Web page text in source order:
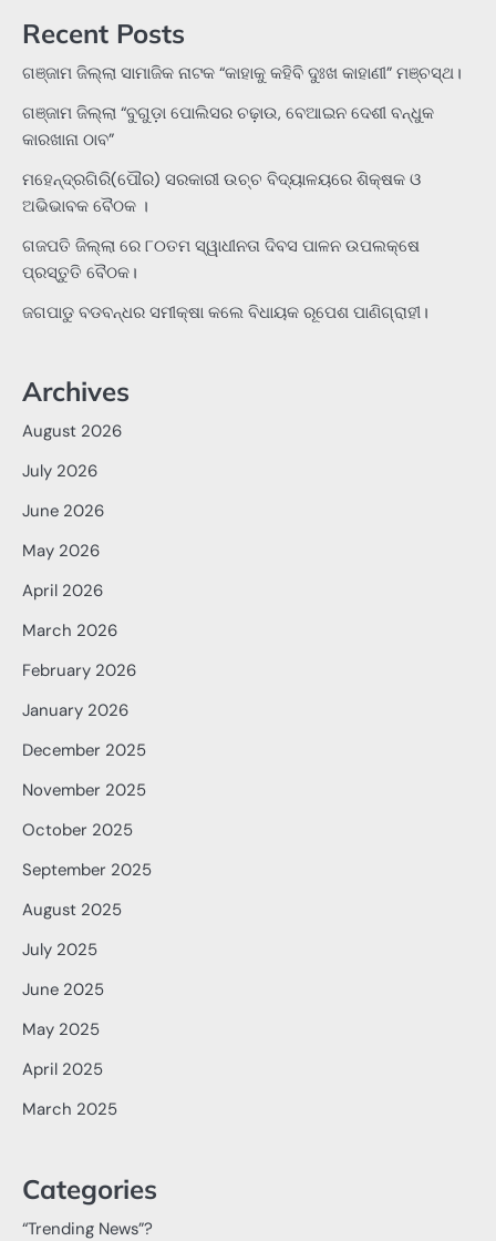
Recent Posts
ଗଞ୍ଜାମ ଜିଲ୍ଲା ସାମାଜିକ ନାଟକ “କାହାକୁ କହିବି ଦୁଃଖ କାହାଣୀ” ମଞ୍ଚସ୍ଥ।
ଗଞ୍ଜାମ ଜିଲ୍ଲା “ବୁଗୁଡ଼ା ପୋଲିସର ଚଢ଼ାଉ, ବେଆଇନ ଦେଶୀ ବନ୍ଧୁକ
କାରଖାନା ଠାବ”
ମହେନ୍ଦ୍ରଗିରି(ପୌର) ସରକାରୀ ଉଚ୍ଚ ବିଦ୍ୟାଳୟରେ ଶିକ୍ଷକ ଓ
ଅଭିଭାବକ ବୈଠକ ।
ଗଜପତି ଜିଲ୍ଲା ରେ ୮୦ତମ ସ୍ୱାଧୀନତା ଦିବସ ପାଳନ ଉପଲକ୍ଷେ
ପ୍ରସ୍ତୁତି ବୈଠକ।
ଜଗପାଡୁ ବଡବନ୍ଧର ସମୀକ୍ଷା କଲେ ବିଧାୟକ ରୂପେଶ ପାଣିଗ୍ରାହୀ।
Archives
August 2026
July 2026
June 2026
May 2026
April 2026
March 2026
February 2026
January 2026
December 2025
November 2025
October 2025
September 2025
August 2025
July 2025
June 2025
May 2025
April 2025
March 2025
Categories
“Trending News”?